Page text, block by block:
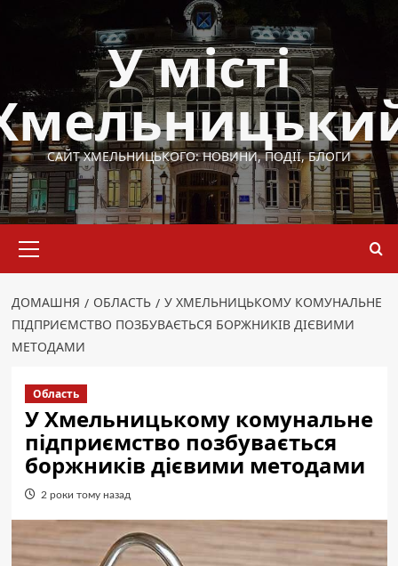
У місті
САЙТ ХМЕЛЬНИЦЬКОГО: НОВИНИ, ПОДІЇ, БЛОГИ
меню
ДОМАШНЯ ОБЛАСТЬ
У ХМЕЛЬНИЦЬКОМУ КОМУНАЛЬНЕ
ПІДПРИЄМСТВО ПОЗБУВАЄТЬСЯ БОРЖНИКІВ ДІЄВИМИ
МЕТОДАМИ
Область
У Хмельницькому комунальне
підприємство позбувається
боржників дієвими методами
2 роки тому назад